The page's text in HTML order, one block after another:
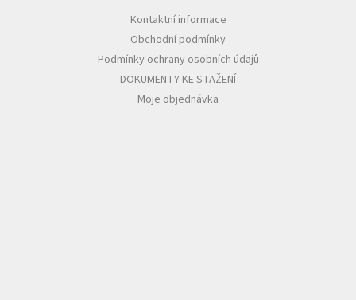
Kontaktní informace
Obchodní podmínky
Podmínky ochrany osobních údajů
DOKUMENTY KE STAŽENÍ
Moje objednávka